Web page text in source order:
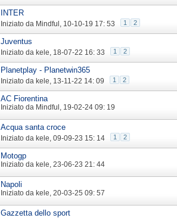
INTER
Iniziato da Mindful‎, 10-10-19 17: 53 1 2
Juventus
Iniziato da kele‎, 18-07-22 16: 33 1 2
Planetplay - Planetwin365
Iniziato da kele‎, 13-11-22 14: 09 1 2
AC Fiorentina
Iniziato da Mindful‎, 19-02-24 09: 19
Acqua santa croce
Iniziato da kele‎, 09-09-23 15: 14 1 2
Motogp
Iniziato da kele‎, 23-06-23 21: 44
Napoli
Iniziato da kele‎, 20-03-25 09: 57
Gazzetta dello sport